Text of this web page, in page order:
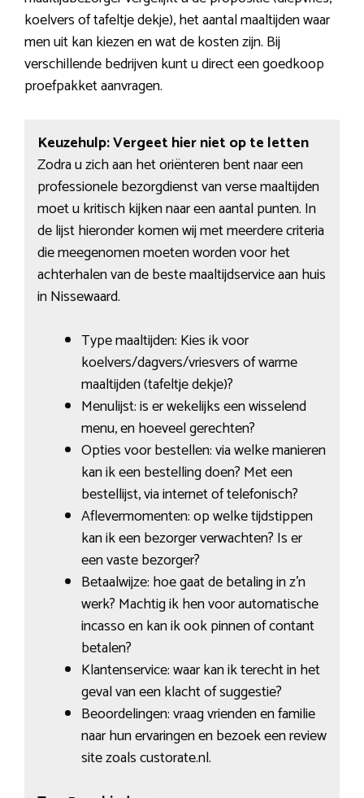
koelvers of tafeltje dekje), het aantal maaltijden waar
men uit kan kiezen en wat de kosten zijn. Bij
verschillende bedrijven kunt u direct een goedkoop
proefpakket aanvragen.
Keuzehulp: Vergeet hier niet op te letten
Zodra u zich aan het oriënteren bent naar een
professionele bezorgdienst van verse maaltijden
moet u kritisch kijken naar een aantal punten. In
de lijst hieronder komen wij met meerdere criteria
die meegenomen moeten worden voor het
achterhalen van de beste maaltijdservice aan huis
in Nissewaard.
Type maaltijden: Kies ik voor
koelvers/dagvers/vriesvers of warme
maaltijden (tafeltje dekje)?
Menulijst: is er wekelijks een wisselend
menu, en hoeveel gerechten?
Opties voor bestellen: via welke manieren
kan ik een bestelling doen? Met een
bestellijst, via internet of telefonisch?
Aflevermomenten: op welke tijdstippen
kan ik een bezorger verwachten? Is er
een vaste bezorger?
Betaalwijze: hoe gaat de betaling in z’n
werk? Machtig ik hen voor automatische
incasso en kan ik ook pinnen of contant
betalen?
Klantenservice: waar kan ik terecht in het
geval van een klacht of suggestie?
Beoordelingen: vraag vrienden en familie
naar hun ervaringen en bezoek een review
site zoals custorate.nl.